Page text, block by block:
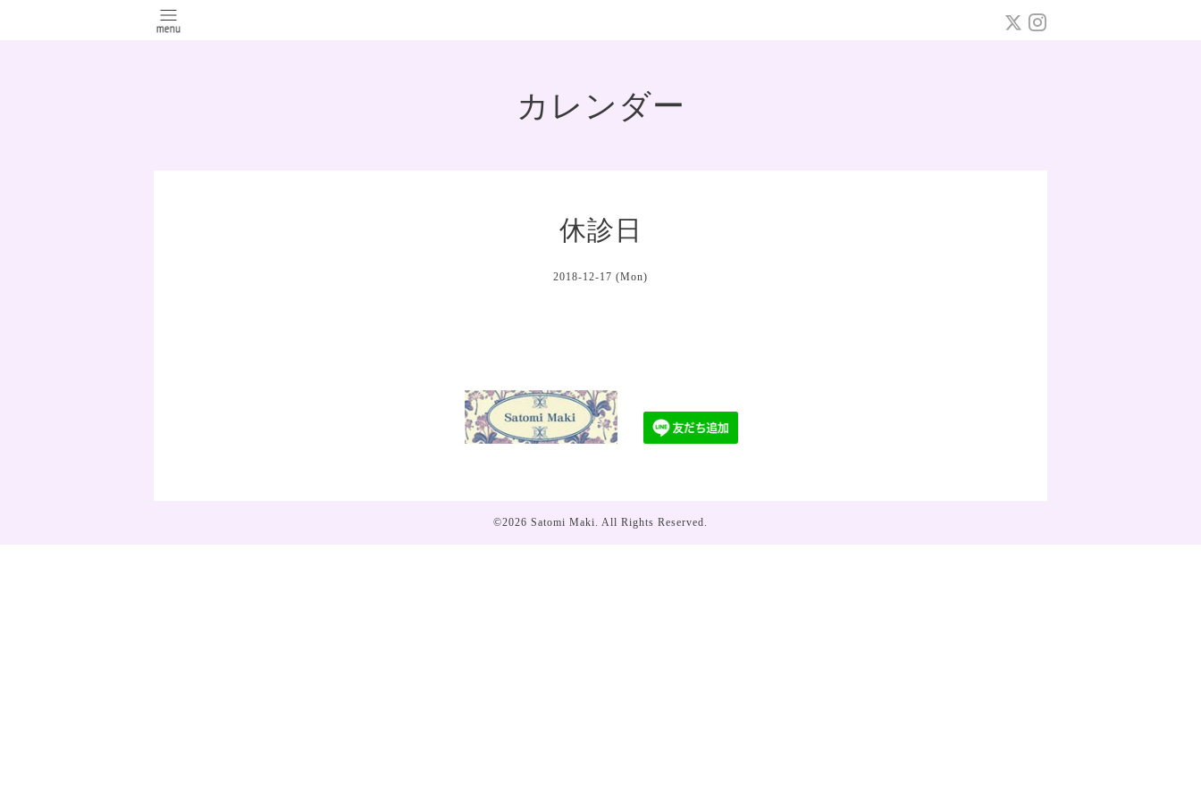
カレンダー
休診日
2018-12-17 (Mon)
©2026 Satomi Maki . All Rights Reserved.